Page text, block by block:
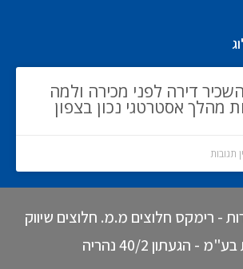
דירה לפני מכירה ולמה
מהלך אסטרטגי נכון בצפון
תגובות
- רימקס חלוצים מ.מ. חלוצים שיווק
- הגעתון 40/2 נהריה